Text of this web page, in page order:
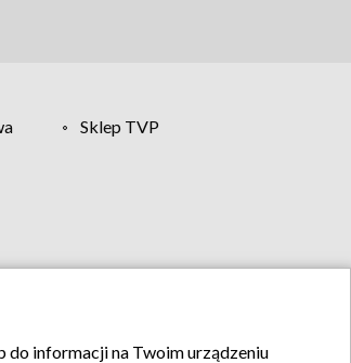
Sklep TVP
do informacji na Twoim urządzeniu